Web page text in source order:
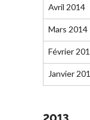
Avril 2014
Mars 2014
Février
Janvier